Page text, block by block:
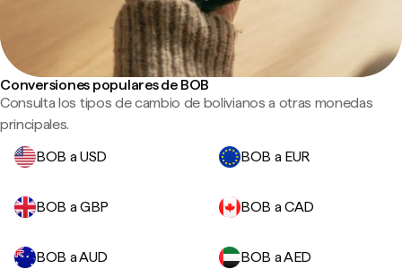
Conversiones populares de BOB
Consulta los tipos de cambio de bolivianos a otras monedas
principales.
BOB a USD
BOB a EUR
BOB a GBP BOB a CAD
BOB a AUD BOB a AED